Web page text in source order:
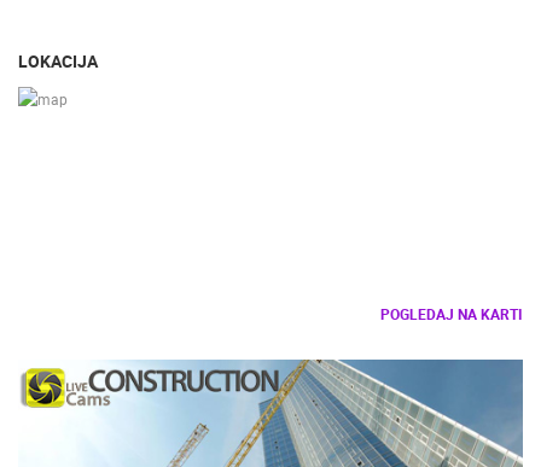
LOKACIJA
POGLEDAJ NA KARTI